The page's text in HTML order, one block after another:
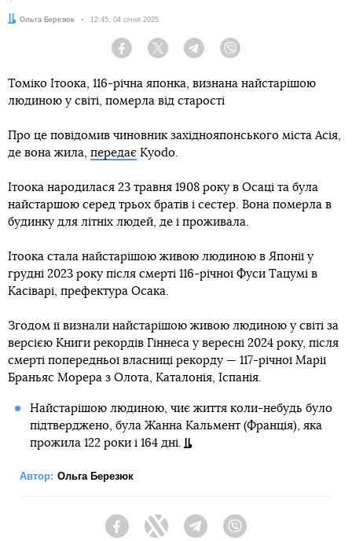
Автор:
Ольга Березюк Дата:
12:45, 04 січня 2025
Facebook Twitter Telegram
Томіко Ітоока, 116-річна японка, визнана найстарішою
людиною у світі, померла від старості
Про це повідомив чиновник західнояпонського міста Асія,
де вона жила, передає Kyodo.
Ітоока народилася 23 травня 1908 року в Осаці та була
найстаршою серед трьох братів і сестер. Вона померла в
будинку для літніх людей, де і проживала.
Ітоока стала найстарішою живою людиною в Японії у
грудні 2023 року після смерті 116-річної Фуси Тацумі в
Касіварі, префектура Осака.
Згодом її визнали найстарішою живою людиною у світі за
версією Книги рекордів Гіннеса у вересні 2024 року, після
смерті попередньої власниці рекорду — 117-річної Марії
Браньяс Морера з Олота, Каталонія, Іспанія.
Найстарішою людиною, чиє життя коли-небудь було
підтверджено, була Жанна Кальмент (Франція), яка
прожила 122 роки і 164 дні.
Автор: Ольга Березюк
FacebookTwitter Telegram